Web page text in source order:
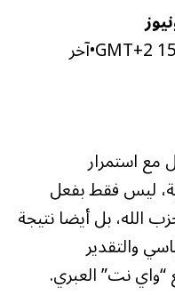
•آخر
مع استمرار
ليس فقط بفعل
الله، بل أيضا نتيجة
والتقدير
نت” العبري.